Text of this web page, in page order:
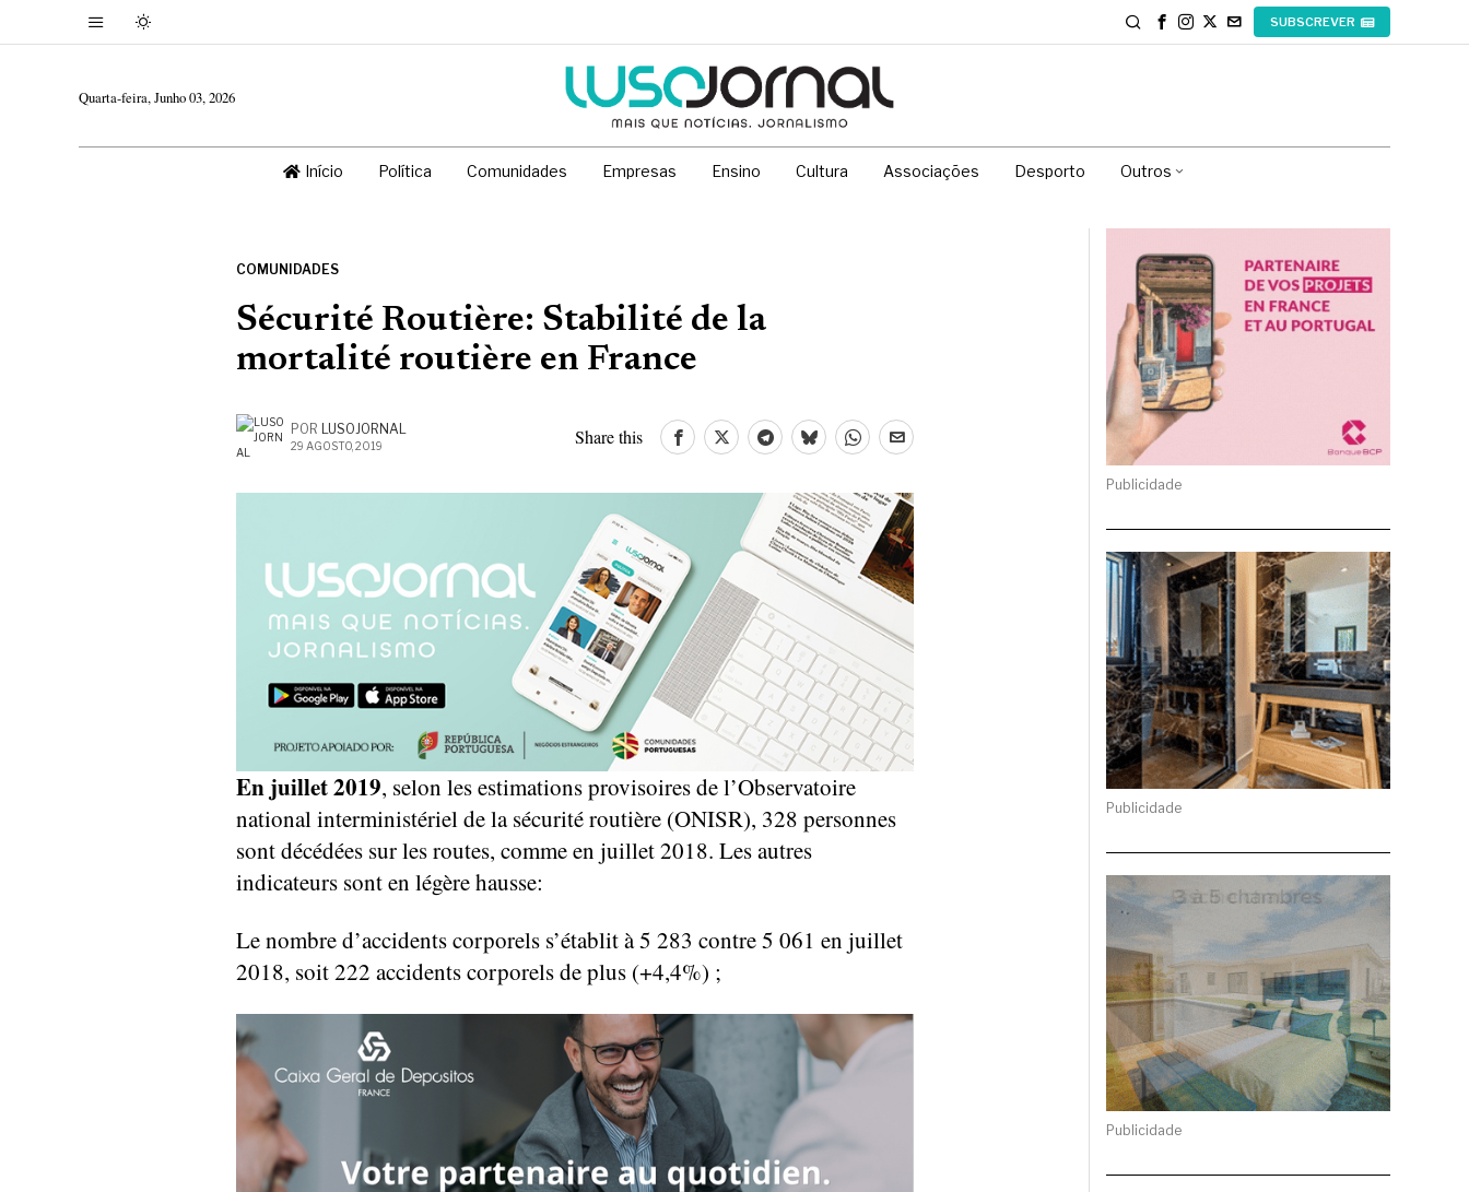
SUBSCREVER
Quarta-feira, Junho 03, 2026
Início Política Comunidades Empresas Ensino Cultura Associações Desporto Outros
COMUNIDADES
Sécurité Routière: Stabilité de la
mortalité routière en France
POR LUSOJORNAL
29 AGOSTO, 2019 Share this
En juillet 2019, selon les estimations provisoires de l’Observatoire
national interministériel de la sécurité routière (ONISR), 328 personnes
sont décédées sur les routes, comme en juillet 2018. Les autres
indicateurs sont en légère hausse:
Le nombre d’accidents corporels s’établit à 5 283 contre 5 061 en juillet
2018, soit 222 accidents corporels de plus (+4,4%) ;
Publicidade
Publicidade
Publicidade